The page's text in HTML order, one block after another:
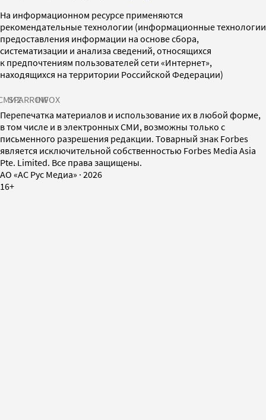
На информационном ресурсе применяются
рекомендательные технологии (информационные технологии
предоставления информации на основе сбора,
систематизации и анализа сведений, относящихся
к предпочтениям пользователей сети «Интернет»,
находящихся на территории Российской Федерации)
SPARROWINFOX
Перепечатка материалов и использование их в любой форме,
в том числе и в электронных СМИ, возможны только с
письменного разрешения редакции. Товарный знак Forbes
является исключительной собственностью Forbes Media Asia
Pte. Limited. Все права защищены.
AO «АС Рус Медиа» · 2026
16+